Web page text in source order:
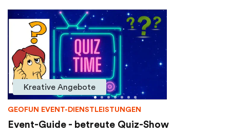
Kreative Angebote
GEOFUN EVENT-DIENSTLEISTUNGEN
Event-Guide - betreute Quiz-Show